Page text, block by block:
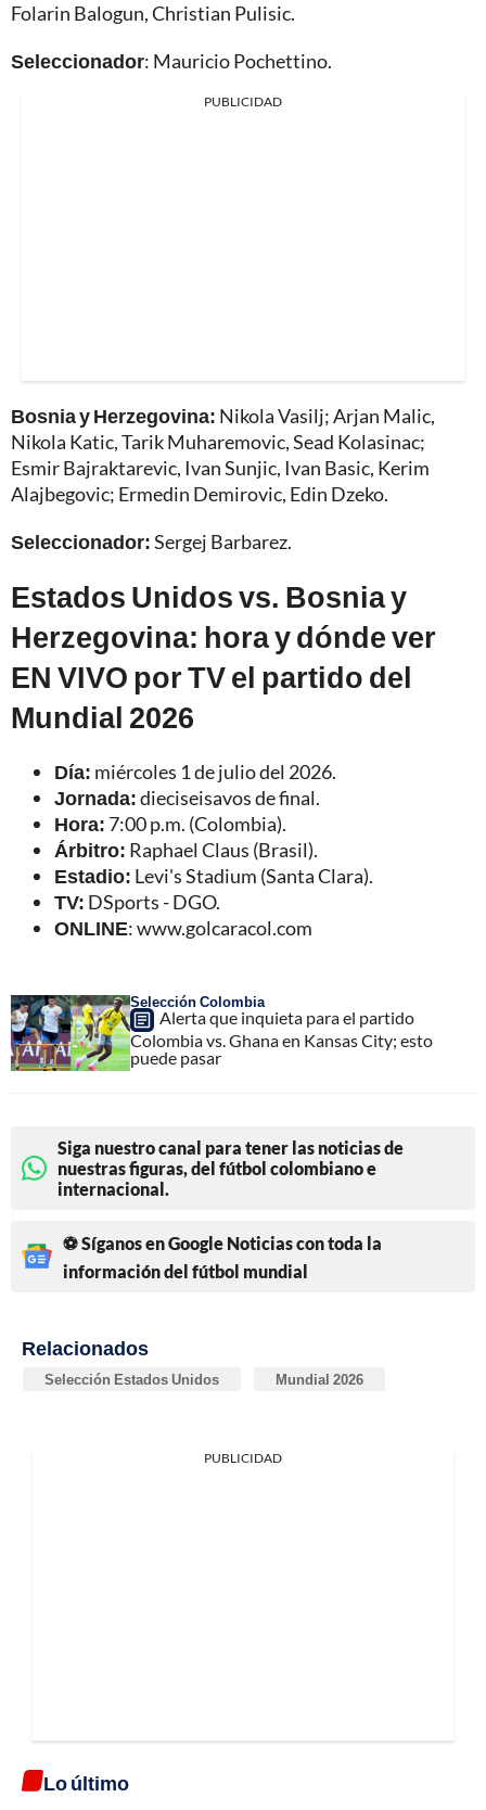
Folarin Balogun, Christian Pulisic.
Seleccionador: Mauricio Pochettino.
PUBLICIDAD
Bosnia y Herzegovina: Nikola Vasilj; Arjan Malic,
Nikola Katic, Tarik Muharemovic, Sead Kolasinac;
Esmir Bajraktarevic, Ivan Sunjic, Ivan Basic, Kerim
Alajbegovic; Ermedin Demirovic, Edin Dzeko.
Seleccionador:Sergej Barbarez.
Estados Unidos vs. Bosnia y
Herzegovina: hora y dónde ver
EN VIVO por TV el partido del
Mundial 2026
Día: miércoles 1 de julio del 2026.
Jornada:dieciseisavos de final.
Hora: 7:00 p.m. (Colombia).
Árbitro: Raphael Claus (Brasil).
Estadio: Levi's Stadium (Santa Clara).
TV: DSports - DGO.
ONLINE: www.golcaracol.com
Selección Colombia
Alerta que inquieta para el partido
Colombia vs. Ghana en Kansas City; esto
puede pasar
Siga nuestro canal para tener las noticias de
nuestras figuras, del fútbol colombiano e
internacional.
⚽ Síganos en Google Noticias con toda la
información del fútbol mundial
Relacionados
Selección Estados Unidos Mundial 2026
PUBLICIDAD
Lo último